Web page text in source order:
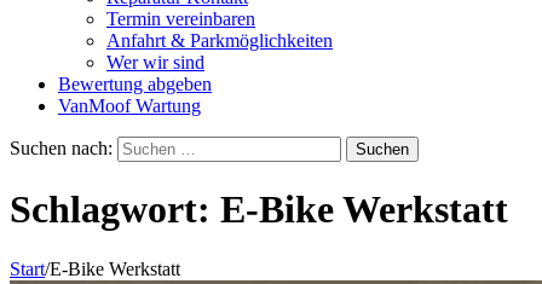
Termin vereinbaren
Anfahrt & Parkmöglichkeiten
Wer wir sind
Bewertung abgeben
VanMoof Wartung
Suchen nach:
Schlagwort: E-Bike Werkstatt
Start/E-Bike Werkstatt